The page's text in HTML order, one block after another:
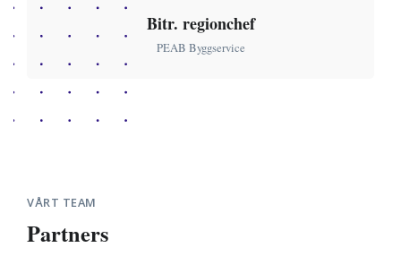
Bitr. regionchef
PEAB Byggservice
VÅRT TEAM
Partners